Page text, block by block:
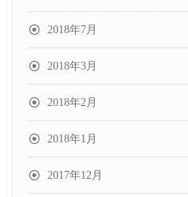
2018年7月
2018年3月
2018年2月
2018年1月
2017年12月